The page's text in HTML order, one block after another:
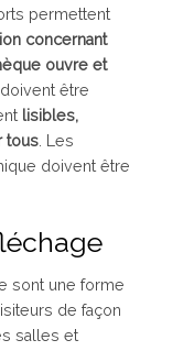
permettent
concernant
ouvre et
être
lisibles,
tous. Les
doivent être
sont une forme
de façon
salles et